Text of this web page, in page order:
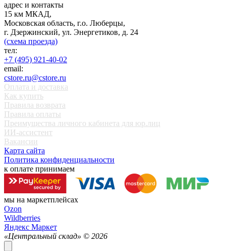
адрес и контакты
15 км МКАД,
Московская область, г.о. Люберцы,
г. Дзержинский, ул. Энергетиков, д. 24
(схема проезда)
тел:
+7 (495) 921-40-02
email:
cstore.ru@cstore.ru
Оплата и доставка
Как купить
Правила возврата
Правила оплаты
Преимущества личного кабинета для юр.лиц
ИИ-ассистент
Вакансии
Карта сайта
Политика конфиденциальности
к оплате принимаем
мы на маркетплейсах
Ozon
Wildberries
Яндекс Маркет
«Центральный склад» © 2026